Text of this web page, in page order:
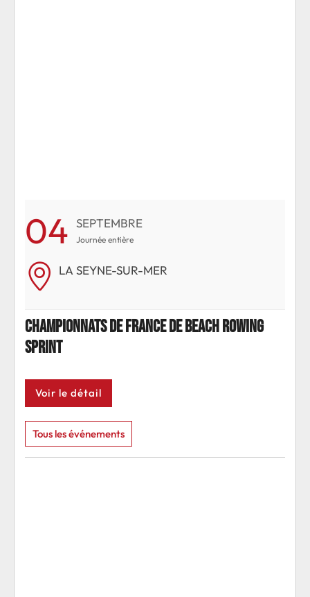
04 SEPTEMBRE
Journée entière
LA SEYNE-SUR-MER
Championnats de France de beach rowing
sprint
Voir le détail
Tous les événements